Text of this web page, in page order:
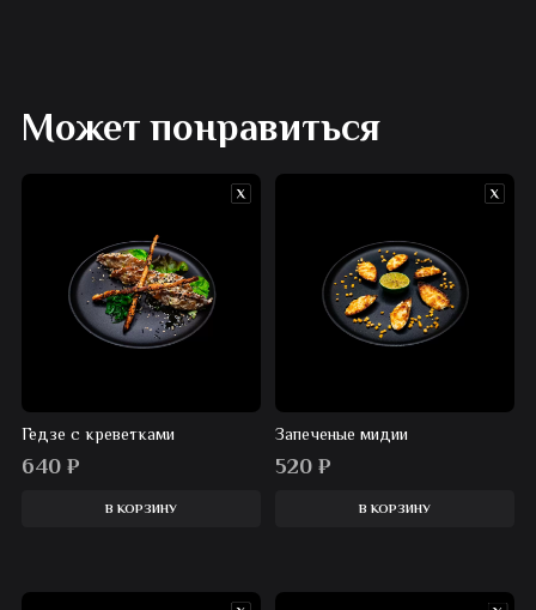
Может понравиться
Гедзе с креветками
640 ₽
В КОРЗИНУ
Запеченые мидии
520₽
В КОРЗИНУ